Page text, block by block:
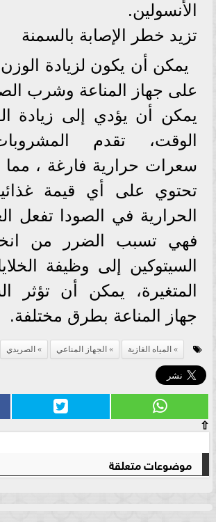
الأنسولين.
تزيد خطر الإصابة بالسمنة
يمكن أن يكون لزيادة
على جهاز المناعة وشرب
يمكن أن يؤدي إلى زيادة
الوقت، تقدم
سعرات حرارية فارغة ، مما
تحتوي على أي قيمة
الحرارية في الصودا تفعل
فهي تسبب الضرر من
السيتوكين إلى وظيفة
المتغيرة، يمكن أن تؤثر
جهاز المناعة بطرق مختلفة.
المياه الغازية الجهاز المناعي الصريدي
⇧
موضوعات متعلقة